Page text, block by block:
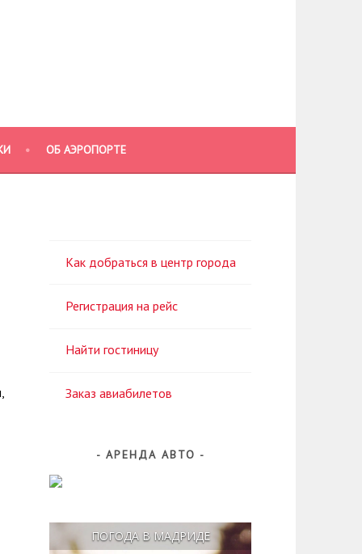
ОБ АЭРОПОРТЕ
Как добраться в центр города
Регистрация на рейс
Найти гостиницу
Заказ авиабилетов
АРЕНДА АВТО
ПОГОДА В МАДРИДЕ